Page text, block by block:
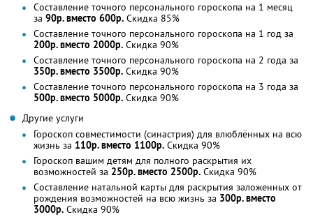
Составление точного персонального гороскопа на 1 месяц
за 90р. вместо 600р. Скидка 85%
Составление точного персонального гороскопа на 1 год за
200р. вместо 2000р. Скидка 90%
Составление точного персонального гороскопа на 2 года за
350р. вместо 3500р. Скидка 90%
Составление точного персонального гороскопа на 3 года за
500р. вместо 5000р. Скидка 90%
Другие услуги
Гороскоп совместимости (синастрия) для влюблённых на всю
жизнь за 110р. вместо 1100р. Скидка 90%
Гороскоп вашим детям для полного раскрытия их
возможностей за 250р. вместо 2500р. Скидка 90%
Составление натальной карты для раскрытия заложенных от
рождения возможностей на всю жизнь за 300р. вместо
3000р. Скидка 90%